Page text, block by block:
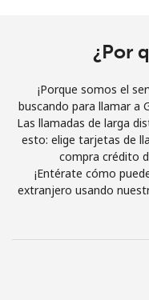
Términos y
¿Por
¡Porque somos el
buscando para llamar a
Las llamadas de larga
esto: elige tarjetas de
compra crédito
¡Entérate cómo
extranjero usando